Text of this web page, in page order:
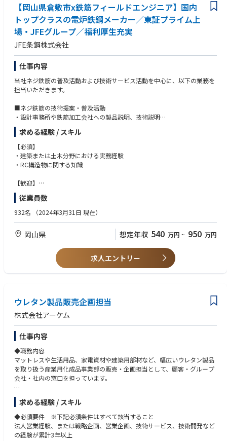
週2回までの在宅勤務や、フレックスタイムを導入しているため、柔軟に
就業いただける環境です。
■当社の特徴：
当社は三菱マテリアル（株）とUBE（株）が50%ずつ出資をし、2022年に
統合により設立されました。
国内トップクラスのセメント・生コンクリート事業をはじめ、環境エネル
ギー事業、建材事業などを担っており、生産から販売・物流まで一貫した
体制で、国内海外問わず事業を展開しています。
セメント事業は歴史の深い事業で多くの歴史的建造物などに使われている
す。
【岡山県倉敷市x鉄筋フィールドエンジニア】国内
トップクラスの電炉鉄鋼メーカー／東証プライム上
場・JFEグループ／福利厚生充実
JFE条鋼株式会社
仕事内容
当社ネジ鉄筋の普及活動および技術サービス活動を中心に、以下の業務を
担当いただきます。
■ネジ鉄筋の技術提案・普及活動
・設計事務所や鉄筋加工会社への製品説明、技術説明
・施工現場での施工要領説明
・営業部門と連携した技術営業活動
■評定取得・規格対応業務
・各種評定取得および更新・改定対応
・関連団体との折衝・協議
＜主な関連団体＞
・JIS
・日本建築センター
・SABTEC
■新商品開発業務
・市場ニーズおよび顧客課題の調査
求める経験 / スキル
【必須】
・建築または土木分野における実務経験
・RC構造物に関する知識
【歓迎】
・一級建築士
・二級建築士
・1級建築又は土木施工管理技士
【求める人物像】
・建築技術者としての専門性を社会インフラや建築物に活かしたい方
・顧客との対話を通じて技術提案を行うことに興味のある方
・技術だけでなく製品開発や市場開拓にも携わりたい方
従業員数
932名 （2024年3月31日 現在）
岡山県 想定年収 540 万円 ~ 950 万円
求人エントリー
ウレタン製品販売企画担当
株式会社アーケム
仕事内容
◆職務内容
マットレスや生活用品、家電資材や建築用部材など、幅広いウレタン製品
を取り扱う産業用化成品事業部の販売・企画担当として、顧客・グループ
会社・社内の窓口を担っています。
顧客のニーズを的確に捉えて満足度を高めるため、事業戦略を立案し、開
発・生産・購買等の部署と連携しながら、売上・利益最大化、事業拡大を
目指しています。
◆現状の課題、ミッション
求める経験 / スキル
◆必須要件 ※下記必須条件はすべて該当すること
法人営業経験、または戦略企画、営業企画、技術サービス、技術開発など
の経験が累計3年以上